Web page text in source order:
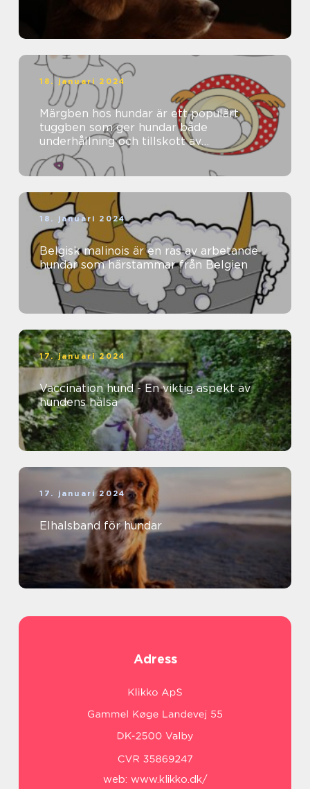
18. januari 2024
Märgben hos hundar är ett populärt
tuggben som ger hundar både
underhållning och tillskott av
näringsämnen
18. januari 2024
Belgisk malinois är en ras av arbetande
hundar som härstammar från Belgien
17. januari 2024
Vaccination hund - En viktig aspekt av
hundens hälsa
17. januari 2024
Elhalsband för hundar
Adress
web: www.klikko.dk/